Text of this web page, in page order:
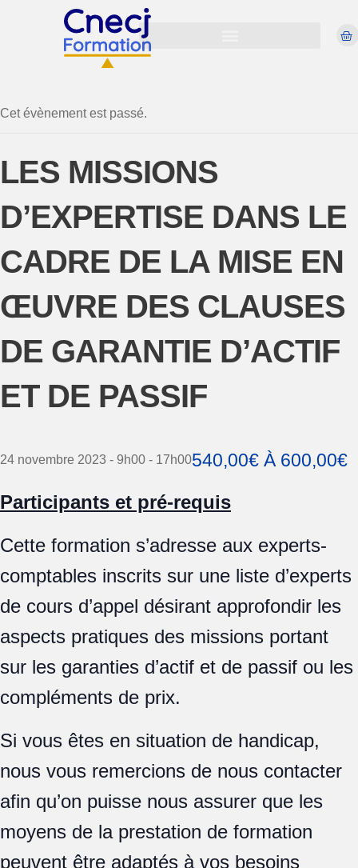
Cet évènement est passé.
LES MISSIONS
D’EXPERTISE DANS LE
CADRE DE LA MISE EN
ŒUVRE DES CLAUSES
DE GARANTIE D’ACTIF
ET DE PASSIF
24 novembre 2023 - 9h00 - 17h00540,00€ À 600,00€
Participants et pré-requis
Cette formation s’adresse aux experts-
comptables inscrits sur une liste d’experts
de cours d’appel désirant approfondir les
aspects pratiques des missions portant
sur les garanties d’actif et de passif ou les
compléments de prix.
Si vous êtes en situation de handicap,
nous vous remercions de nous contacter
afin qu’on puisse nous assurer que les
moyens de la prestation de formation
peuvent être adaptés à vos besoins